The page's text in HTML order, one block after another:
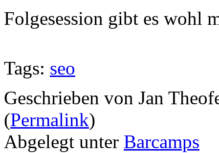
Folgesession gibt es wohl
Tags: seo
Geschrieben von Jan
(Permalink)
Abgelegt unter Barcamps